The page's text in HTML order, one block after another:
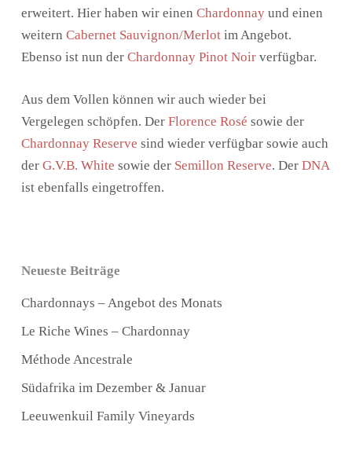
erweitert. Hier haben wir einen Chardonnayund einen
weitern Cabernet Sauvignon/Merlotim Angebot.
Ebenso ist nun der Chardonnay Pinot Noirverfügbar.
Aus dem Vollen können wir auch wieder bei
Vergelegen schöpfen. Der Florence Rosé sowie der
Chardonnay Reserve sind wieder verfügbar sowie auch
der G.V.B. White sowie der Semillon Reserve. Der DNA
ist ebenfalls eingetroffen.
Neueste Beiträge
Chardonnays – Angebot des Monats
Le Riche Wines – Chardonnay
Méthode Ancestrale
Südafrika im Dezember & Januar
Leeuwenkuil Family Vineyards